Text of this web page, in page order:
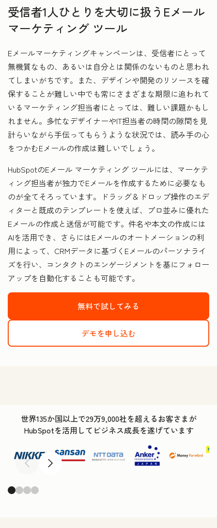
受信者1人ひとりを大切に扱うEメール
マーケティング ツール
Eメールマーケティングキャンペーンは、受信者にとって
無機質なもの、あるいは自分とは関係のないものと思われ
てしまいがちです。また、デザインや開発のリソースを確
保することが難しい中でも常にさまざまな期限に追われて
いるマーケティング担当者にとっては、難しい課題かもし
れません。多忙なデザイナーやIT担当者の時間の隙間を見
計らいながら手伝ってもらうような状況では、読み手の心
をつかむEメールの作成は難しいでしょう。
HubSpotのEメール マーケティング ツールには、マーケテ
ィング担当者が独力でEメールを作成するために必要なも
のが全てそろっています。ドラッグ＆ドロップ操作のエデ
ィターと既成のテンプレートを使えば、プロ並みに優れた
Eメールの作成と送信が可能です。件名や本文の作成には
AIを活用でき、さらにはEメールのオートメーションの利
用によって、CRMデータに基づくEメールのパーソナライ
ズを行い、コンタクトのエンゲージメントを基にフォロー
アップを自動化することも可能です。
無料で試してみる
デモを申し込む
世界135か国以上で29万9,000社を超えるお客さまが
HubSpotを活用してビジネス成長を遂げています
前へ 次へ